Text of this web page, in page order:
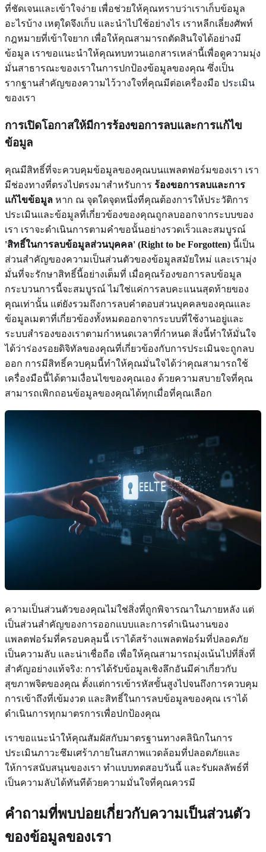
ที่ชัดเจนและเข้าใจง่าย เพื่อช่วยให้คุณทราบว่าเราเก็บข้อมูล
อะไรบ้าง เหตุใดจึงเก็บ และนำไปใช้อย่างไร เราหลีกเลี่ยงศัพท์
กฎหมายที่เข้าใจยาก เพื่อให้คุณสามารถตัดสินใจได้อย่างมี
ข้อมูล เราขอแนะนำให้คุณทบทวนเอกสารเหล่านี้เพื่อดูความมุ่ง
มั่นสาธารณะของเราในการปกป้องข้อมูลของคุณ ซึ่งเป็น
รากฐานสำคัญของความไว้วางใจที่คุณมีต่อเครื่องมือ ประเมิน
ของเรา
การเปิดโอกาสให้มีการร้องขอการลบและการแก้ไข
ข้อมูล
คุณมีสิทธิ์ที่จะควบคุมข้อมูลของคุณบนแพลตฟอร์มของเรา เรา
มีช่องทางที่ตรงไปตรงมาสำหรับการ ร้องขอการลบและการ
แก้ไขข้อมูล หาก ณ จุดใดจุดหนึ่งที่คุณต้องการให้ประวัติการ
ประเมินและข้อมูลที่เกี่ยวข้องของคุณถูกลบออกจากระบบของ
เรา เราจะดำเนินการตามคำขอนั้นอย่างรวดเร็วและสมบูรณ์
'สิทธิ์ในการลบข้อมูลส่วนบุคคล' (Right to be Forgotten) นี้เป็น
ส่วนสำคัญของความเป็นส่วนตัวของข้อมูลสมัยใหม่ และเรามุ่ง
มั่นที่จะรักษาสิทธิ์นี้อย่างเต็มที่ เมื่อคุณร้องขอการลบข้อมูล
กระบวนการนี้จะสมบูรณ์ ไม่ใช่แค่การลบคะแนนสุดท้ายของ
คุณเท่านั้น แต่ยังรวมถึงการลบคำตอบส่วนบุคคลของคุณและ
ข้อมูลเมตาที่เกี่ยวข้องทั้งหมดออกจากระบบที่ใช้งานอยู่และ
ระบบสำรองของเราตามกำหนดเวลาที่กำหนด สิ่งนี้ทำให้มั่นใจ
ได้ว่าร่องรอยดิจิทัลของคุณที่เกี่ยวข้องกับการประเมินจะถูกลบ
ออก การมีสิทธิ์ควบคุมนี้ทำให้คุณมั่นใจได้ว่าคุณสามารถใช้
เครื่องมือนี้ได้ตามเงื่อนไขของคุณเอง ด้วยความสบายใจที่คุณ
สามารถเพิกถอนข้อมูลของคุณได้ทุกเมื่อที่คุณเลือก
ความเป็นส่วนตัวของคุณไม่ใช่สิ่งที่ถูกพิจารณาในภายหลัง แต่
เป็นส่วนสำคัญของการออกแบบและการดำเนินงานของ
แพลตฟอร์มที่ครอบคลุมนี้ เราได้สร้างแพลตฟอร์มที่ปลอดภัย
เป็นความลับ และน่าเชื่อถือ เพื่อให้คุณสามารถมุ่งเน้นไปที่สิ่งที่
สำคัญอย่างแท้จริง: การได้รับข้อมูลเชิงลึกอันมีค่าเกี่ยวกับ
สุขภาพจิตของคุณ ตั้งแต่การเข้ารหัสขั้นสูงไปจนถึงการควบคุม
การเข้าถึงที่เข้มงวด และสิทธิ์ในการลบข้อมูลของคุณ เราได้
ดำเนินการทุกมาตรการเพื่อปกป้องคุณ
เราขอแนะนำให้คุณสัมผัสกับมาตรฐานทางคลินิกในการ
ประเมินภาวะซึมเศร้าภายในสภาพแวดล้อมที่ปลอดภัยและ
ให้การสนับสนุนของเรา ทำแบบทดสอบวันนี้ และรับผลลัพธ์ที่
เป็นความลับได้ทันทีด้วยความมั่นใจที่คุณควรมี
คำถามที่พบบ่อยเกี่ยวกับความเป็นส่วนตัว
ของข้อมูลของเรา